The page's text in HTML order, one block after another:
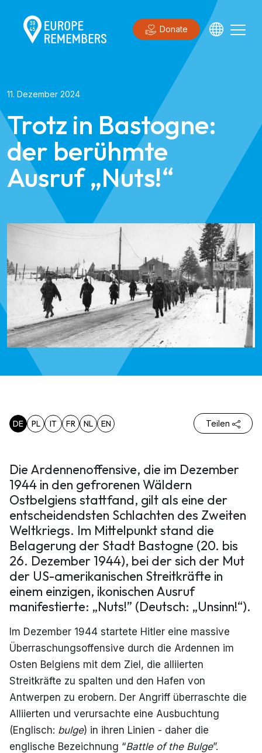
Donate
11. Dezember 2024
Trotz in Bastogne:
der berühmte
Ausruf „Nuts!“
DE PL IT FR NL EN Teilen
Die Ardennenoffensive, die im Dezember
1944 in den gefrorenen Wäldern
Ostbelgiens stattfand, gilt als eine der
entscheidendsten Schlachten des Zweiten
Weltkriegs. Im Mittelpunkt stand die
Belagerung der Stadt Bastogne (20. bis
26. Dezember 1944), bei der sich der Mut
der US-amerikanischen Streitkräfte in
einem einzigen, ikonischen Ausruf
manifestierte: „Nuts!” (Deutsch: „Unsinn!“).
Im Dezember 1944 startete Hitler eine massive
Überraschungsoffensive durch die Ardennen im
Osten Belgiens mit dem Ziel, die alliierten
Streitkräfte zu spalten und den Hafen von
Antwerpen zu erobern. Der Angriff überraschte die
Alliierten und verursachte eine Ausbuchtung
(Englisch: bulge) in ihren Linien - daher die
englische Bezeichnung “Battle of the Bulge”.